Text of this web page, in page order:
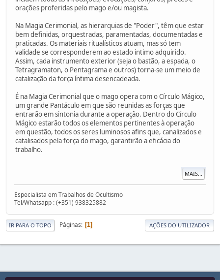
orações proferidas pelo mago e/ou magista.
Na Magia Cerimonial, as hierarquias de "Poder", têm que estar
bem definidas, orquestradas, paramentadas, documentadas e
praticadas. Os materiais ritualísticos atuam, mas só tem
validade se corresponderem ao estado íntimo adquirido.
Assim, cada instrumento exterior (seja o bastão, a espada, o
Tetragramaton, o Pentagrama e outros) torna-se um meio de
catalização da força íntima desencadeada.
É na Magia Cerimonial que o mago opera com o Círculo Mágico,
um grande Pantáculo em que são reunidas as forças que
entrarão em sintonia durante a operação. Dentro do Círculo
Mágico estarão todos os elementos pertinentes à operação
em questão, todos os seres luminosos afins que, canalizados e
catalisados pela força do mago, garantirão a eficácia do
trabalho.
MAIS...
Especialista em Trabalhos de Ocultismo
Tel/Whatsapp : (+351) 938325882
IR PARA O TOPO Páginas 1 AÇÕES DO UTILIZADOR